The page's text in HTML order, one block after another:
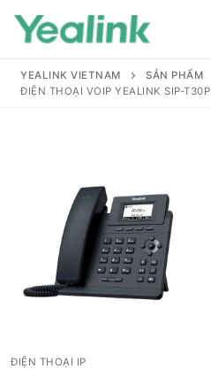
Sản phẩm
Hỗ trợ
Tài liệu hướng dẫn
Đại lý
YEALINK VIETNAM
SẢN PHẨM
ĐIỆN THOẠI VOIP YEALINK SIP-T30P
ĐIỆN THOẠI IP